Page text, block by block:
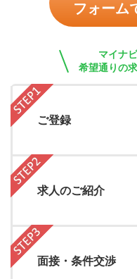
フォーム
マイナ
希望通りの
ご登録
求人のご紹介
面接・条件交渉